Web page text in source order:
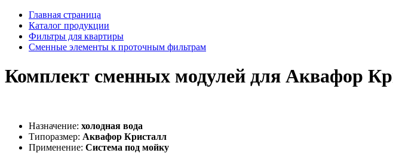
Главная страница
Каталог продукции
Фильтры для квартиры
Сменные элементы к проточным фильтрам
Комплект сменных модулей для Аквафор
Назначение: холодная вода
Типоразмер: Аквафор Кристалл
Применение: Система под мойку